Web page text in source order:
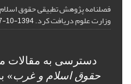
فصلنامه پژوهش تطبیقی حقوق
وزارت علوم دریافت کرد.1394-10-07
دسترسی به مقالات
حقوق اسلام و غرب»